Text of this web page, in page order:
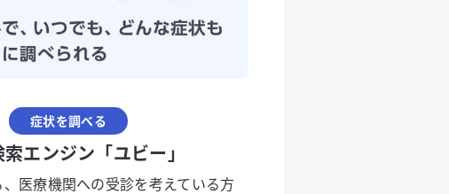
症状を調べる
エンジン「ユビー」
医療機関への受診を考えている方